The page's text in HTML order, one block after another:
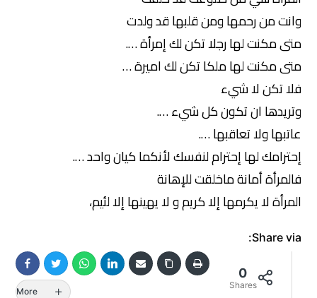
وانت من رحمها ومن قلبها قد ولدت
متى مكنت لها رجلا تكن لك إمرأة ….
متى مكنت لها ملكا تكن لك اميرة …
فلا تكن لا شيء
وتريدها ان تكون كل شيء ….
عاتبها ولا تعاقبها ….
إحترامك لها إحترام لنفسك لأنكما كيان واحد ….
فالمرأة أمانة ماخلقت للإهانة
المرأة لا يكرمها إلا كريم و لا يهينها إلا لئيم،
Share via:
0
Shares
More